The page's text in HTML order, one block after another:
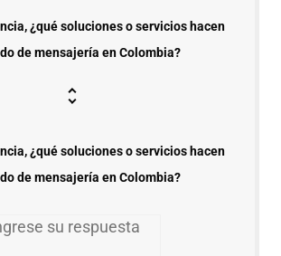
¿qué soluciones o servicios hacen
de mensajería en Colombia?
¿qué soluciones o servicios hacen
de mensajería en Colombia?